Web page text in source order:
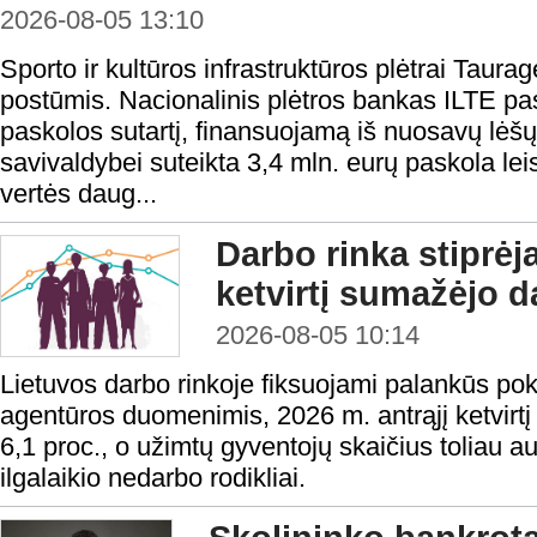
2026-08-05 13:10
Sporto ir kultūros infrastruktūros plėtrai
postūmis. Nacionalinis plėtros bankas ILTE
paskolos sutartį, finansuojamą iš nuosavų
savivaldybei suteikta 3,4 mln. eurų paskola
vertės daug...
Darbo rinka
ketvirtį sumažėjo
2026-08-05 10:14
Lietuvos darbo rinkoje fiksuojami palankūs
agentūros duomenimis, 2026 m. antrąjį
6,1 proc., o užimtų gyventojų skaičius toliau
ilgalaikio nedarbo rodikliai.